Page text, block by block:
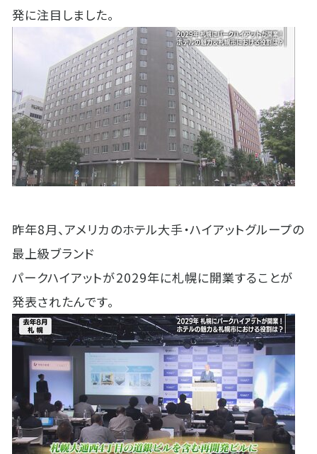
発に注目しました。
昨年8月、アメリカのホテル大手・ハイアットグループの
最上級ブランド
パークハイアットが2029年に札幌に開業することが
発表されたんです。